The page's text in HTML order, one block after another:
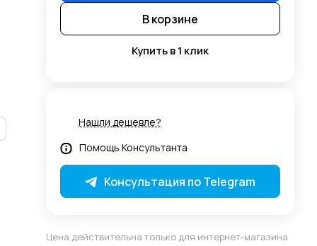
В корзине
Купить в 1 клик
Нашли дешевле?
Помощь Консультанта
Консультация по Telegram
Цена действительна только для интернет-магазина